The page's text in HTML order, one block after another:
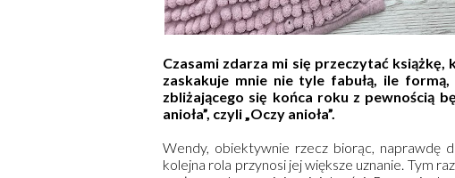
Czasami zdarza mi się przeczytać
zaskakuje mnie nie tyle fabułą, ile
zbliżającego się końca roku z pewnością
anioła”, czyli „Oczy anioła”.
Wendy, obiektywnie rzecz biorąc, naprawdę
kolejna rola przynosi jej większe uznanie. Tym